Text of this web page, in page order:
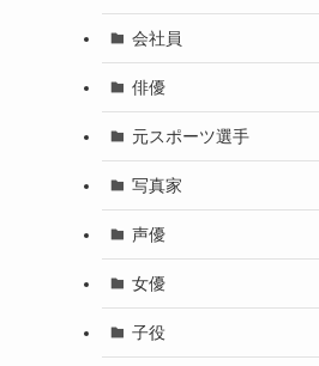
会社員
俳優
元スポーツ選手
写真家
声優
女優
子役